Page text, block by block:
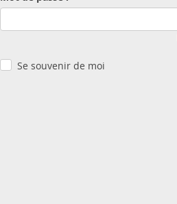
Se souvenir de moi